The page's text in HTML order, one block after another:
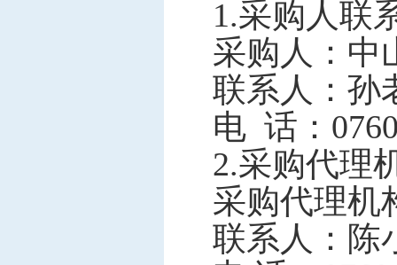
1.采购人联
采购人：中
联系人：孙
电 话：
2.采购代理
采购代理机
联系人：陈